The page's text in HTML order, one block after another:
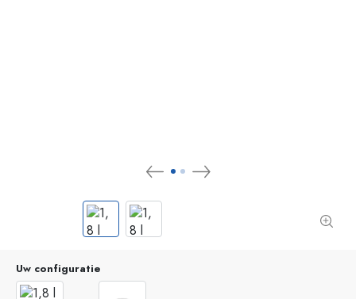
Uw configuratie